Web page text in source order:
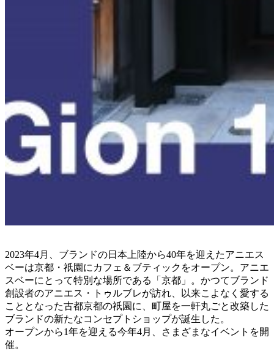
2023年4月、ブランドの日本上陸から40年を迎えたアニエス
ベーは京都・祇園にカフェ＆ブティックをオープン。アニエ
スベーにとって特別な場所である「京都」。かつてブランド
創設者のアニエス・トゥルブレが訪れ、以来こよなく愛する
こととなった古都京都の祇園に、町屋を一軒丸ごと改築した
ブランドの新たなコンセプトショップが誕生した。
オープンから1年を迎える今年4月、さまざまなイベントを開
催。